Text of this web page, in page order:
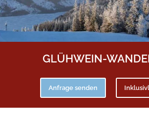
GLÜHWEIN-
Anfrage senden